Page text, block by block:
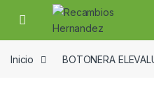
Skip to navigation
Skip to content
Open
Inicio BOTONERA